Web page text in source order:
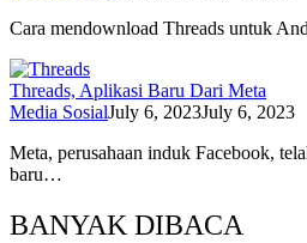
Cara mendownload Threads untuk
Threads, Aplikasi Baru Dari Meta
Media SosialJuly 6, 2023July 6, 2023
Meta, perusahaan induk Facebook,
baru…
BANYAK DIBACA